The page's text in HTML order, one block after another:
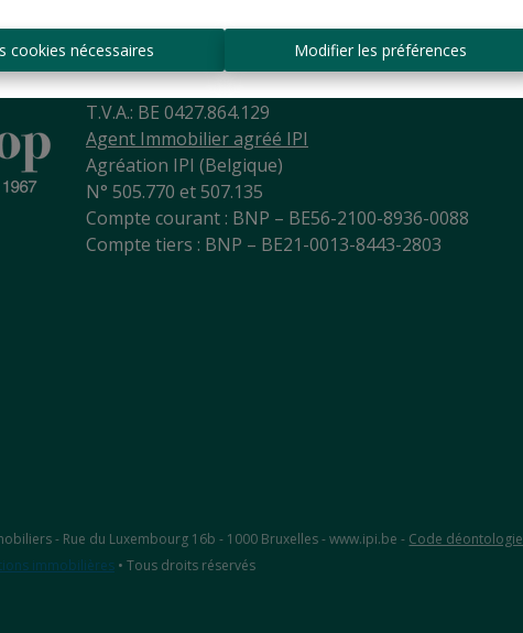
cookies nécessaires Modifier les préférences
3090 Overijse
Tél:+ 32 2 345 90 80
Mail:info@logeurop.be
T.V.A.: BE 0427.864.129
Agent Immobilier agréé IPI
Agréation IPI (Belgique)
N° 505.770 et 507.135
Compte courant : BNP – BE56-2100-8936-0088
Compte tiers : BNP – BE21-0013-8443-2803
- Rue du Luxembourg 16b - 1000 Bruxelles - www.ipi.be - Code déontologie
immobilières• Tous droits réservés